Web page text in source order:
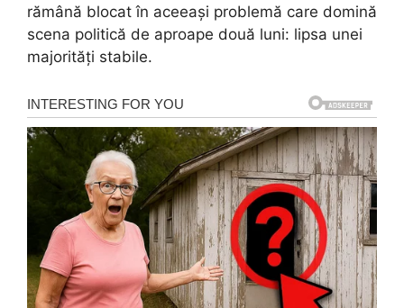
rămână blocat în aceeași problemă care domină
scena politică de aproape două luni: lipsa unei
majorități stabile.